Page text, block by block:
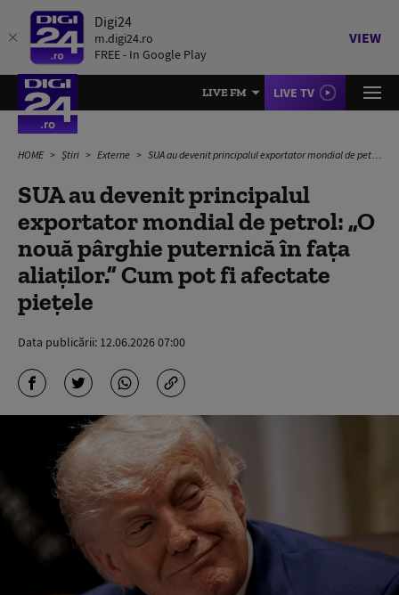
Digi24
m.digi24.ro
FREE - In Google Play
VIEW
LIVE FM LIVE TV
HOME Știri Externe SUA au devenit principalul exportator mondial de petrol: „O nouă pârghie puternică în fața aliaților.” Cum pot fi afectate piețele
SUA au devenit principalul
exportator mondial de petrol: „O
nouă pârghie puternică în fața
aliaților.” Cum pot fi afectate
piețele
Data publicării: 12.06.2026 07:00